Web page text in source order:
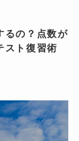
るの？点数が
スト復習術